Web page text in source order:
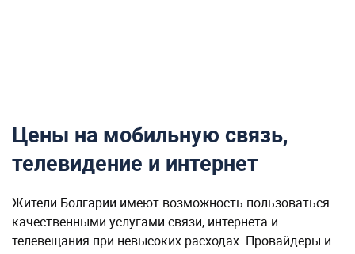
телевещания при невысоких расходах. Провайдеры и
мобильные операторы предоставляют выбор
разнообразных предложений по обслуживанию.
конкурентоспособностью по сравнению с другими
странами ЕС и незначительно опережает РФ. В
перечень коммуникаций входят: